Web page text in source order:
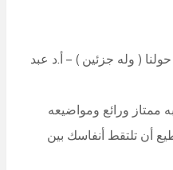
( وله جزئين ) – أ.د عبد
ممتاز ورائع ومواضيعه
أن تلتقط أنفاسك بين